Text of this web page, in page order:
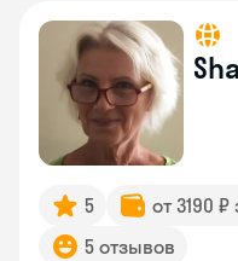
5 от 3190
5 отзывов